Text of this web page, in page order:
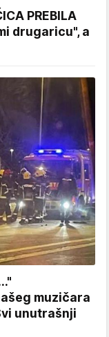
PREBILA
drugaricu", a
muzičara
unutrašnji